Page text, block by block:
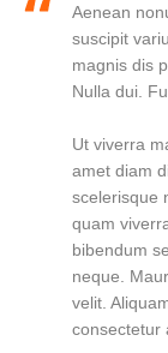
Aenean
suscipit
magnis dis
Nulla dui.
Ut viverra
amet diam
scelerisque
quam
bibendum
neque.
velit.
consectetur